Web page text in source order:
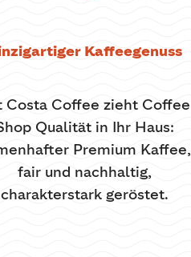
Kaffeegenuss
Costa Coffee zieht Coffee
Qualität in Ihr Haus:
Premium Kaffee,
fair und nachhaltig,
charakterstark geröstet.